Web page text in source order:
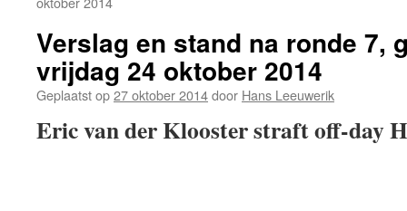
Verslag en stand na ronde 7,
vrijdag 24 oktober 2014
Geplaatst op27 oktober 2014door Hans Leeuwerik
Eric van der Klooster straft off-day